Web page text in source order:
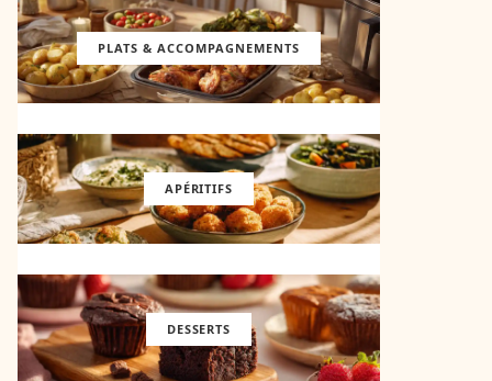
PLATS & ACCOMPAGNEMENTS
APÉRITIFS
DESSERTS